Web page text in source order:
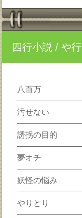
四行小説 / や行
八百万
汚せない
誘拐の目的
夢オチ
妖怪の悩み
やりとり